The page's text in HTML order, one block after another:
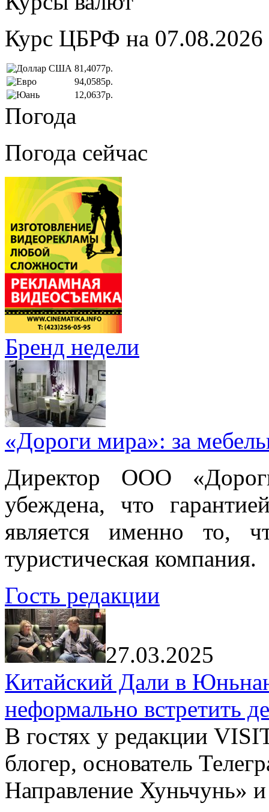
Курс ЦБРФ на 07.08.2026
81,4077р.
94,0585р.
12,0637р.
Погода
Погода сейчас
Бренд недели
«Дороги мира»: за
Директор ООО
убеждена, что
является именно то,
туристическая компания.
Гость редакции
27.03.2025
Китайский Дали в
неформально встретить
В гостях у редакции
блогер, основатель
Направление Хуньчунь»